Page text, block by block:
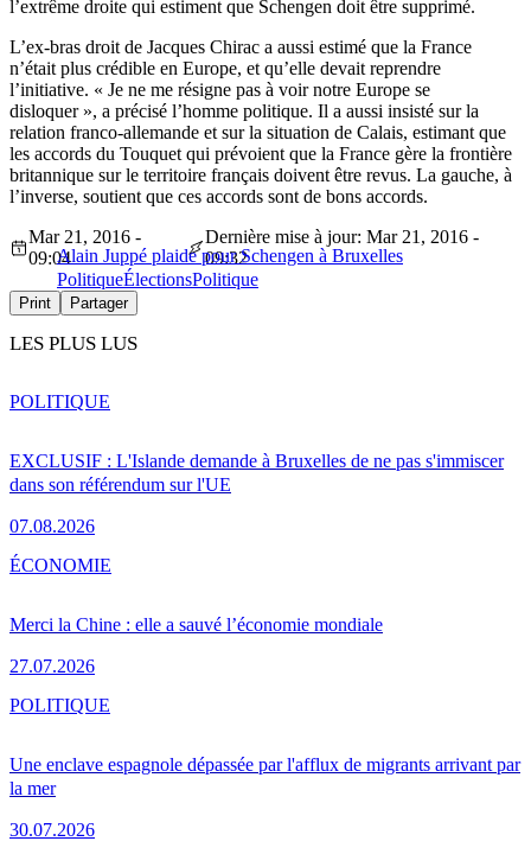
l’extrême droite qui estiment que Schengen doit être supprimé.
L’ex-bras droit de Jacques Chirac a aussi estimé que la France
n’était plus crédible en Europe, et qu’elle devait reprendre
l’initiative. « Je ne me résigne pas à voir notre Europe se
disloquer », a précisé l’homme politique. Il a aussi insisté sur la
relation franco-allemande et sur la situation de Calais, estimant que
les accords du Touquet qui prévoient que la France gère la frontière
britannique sur le territoire français doivent être revus. La gauche, à
l’inverse, soutient que ces accords sont de bons accords.
Alain Juppé plaide pour Schengen à Bruxelles
Mar 21, 2016 -
09:04
Dernière mise à jour: Mar 21, 2016 -
09:32
PolitiqueÉlectionsPolitique
Print Partager
LES PLUS LUS
EXCLUSIF : L'Islande demande à Bruxelles de ne pas s'immiscer
dans son référendum sur l'UE
07.08.2026
POLITIQUE
Merci la Chine : elle a sauvé l’économie mondiale
27.07.2026
ÉCONOMIE
Une enclave espagnole dépassée par l'afflux de migrants arrivant par
la mer
30.07.2026
POLITIQUE